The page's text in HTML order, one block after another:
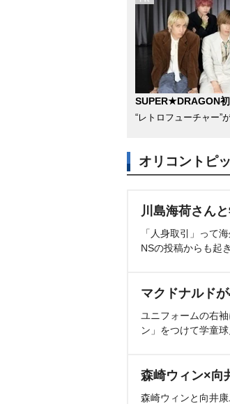
SUPER★DRAGON
“レトロフューチャー”
オリコントピ
川島海荷さん
「人身取引」って
NSの投稿からも起
マクドナルド
ユニフォームの右
ン」をつけて学童
森崎ウィン×向
森崎ウィンと向井